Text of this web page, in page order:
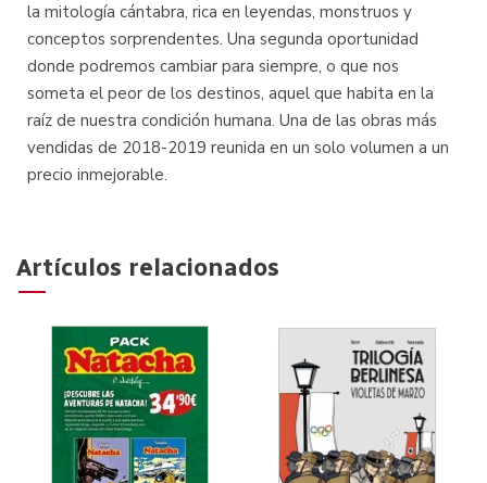
la mitología cántabra, rica en leyendas, monstruos y
conceptos sorprendentes. Una segunda oportunidad
donde podremos cambiar para siempre, o que nos
someta el peor de los destinos, aquel que habita en la
raíz de nuestra condición humana. Una de las obras más
vendidas de 2018-2019 reunida en un solo volumen a un
precio inmejorable.
Artículos relacionados